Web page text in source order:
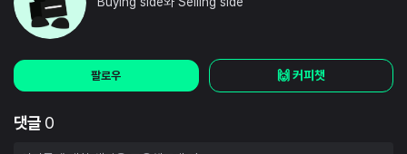
팔로우 🙌 커피챗
댓글 0